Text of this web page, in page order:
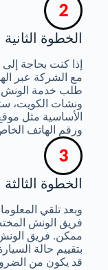
الخطوة الثانية
إذا كنت بحاجة
مع الشركة عبر
طلب خدمة الونش
ونشات الكويت،
الأساسية مثل
ورقم الهاتف
الخطوة الثالثة
وبعد تلقي
فريق الونش
ممكن. فريق
بتقييم حالة
قد يكون من